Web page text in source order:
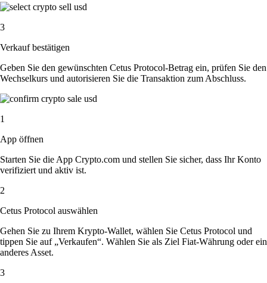
3
Verkauf bestätigen
Geben Sie den gewünschten Cetus Protocol-Betrag ein, prüfen Sie den
Wechselkurs und autorisieren Sie die Transaktion zum Abschluss.
1
App öffnen
Starten Sie die App Crypto.com und stellen Sie sicher, dass Ihr Konto
verifiziert und aktiv ist.
2
Cetus Protocol auswählen
Gehen Sie zu Ihrem Krypto-Wallet, wählen Sie Cetus Protocol und
tippen Sie auf „Verkaufen“. Wählen Sie als Ziel Fiat-Währung oder ein
anderes Asset.
3